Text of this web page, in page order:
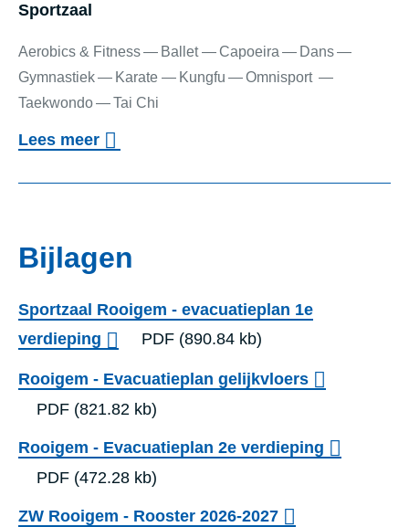
b
a
Sport­zaal
Aerobics & Fitness Ballet Capoeira
Dans
Gymnastiek
Karate Kungfu
Omnisport
Taekwondo
Tai Chi
Lees meero
S
o
r
z
a
Bijlagen
Sportzaal Rooigem - evacuatieplan 1e
verdieping
PDF (890.84 kb)
Rooigem - Evacuatieplan gelijkvloers
PDF (821.82 kb)
Rooigem - Evacuatieplan 2e verdieping
PDF (472.28 kb)
ZW Rooigem - Rooster 2026-2027